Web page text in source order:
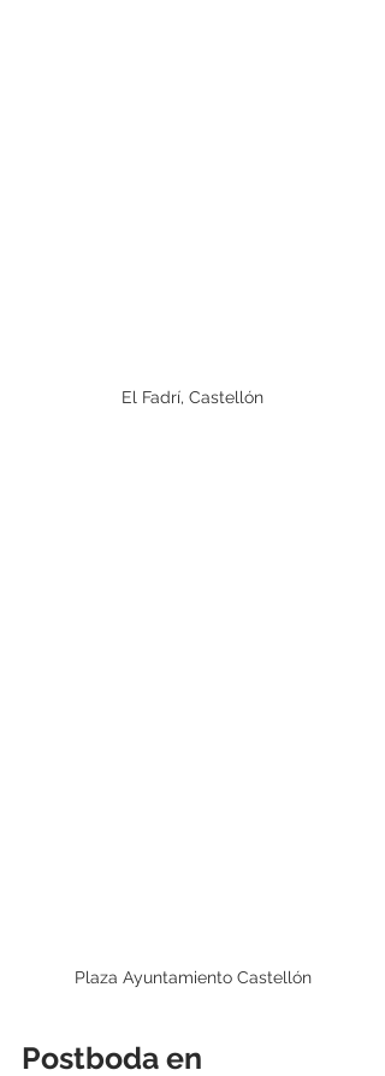
El Fadrí, Castellón
Plaza Ayuntamiento Castellón
Postboda en